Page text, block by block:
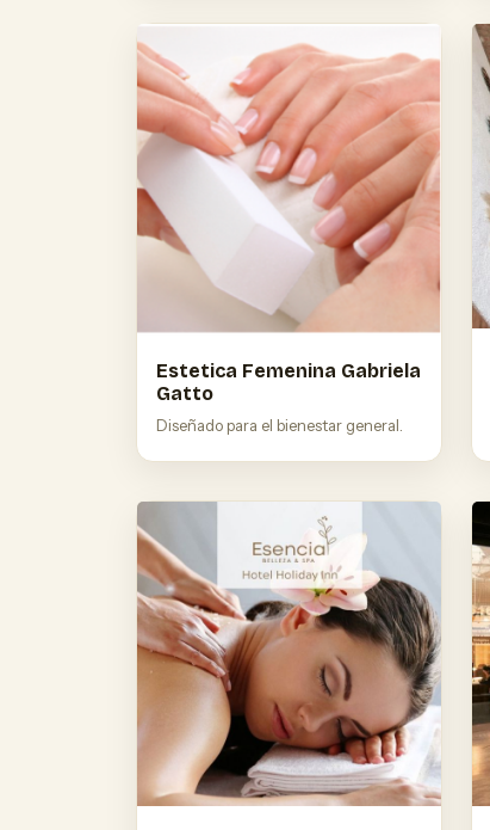
Estetica Femenina Gabriela
Gatto
Diseñado para el bienestar general.